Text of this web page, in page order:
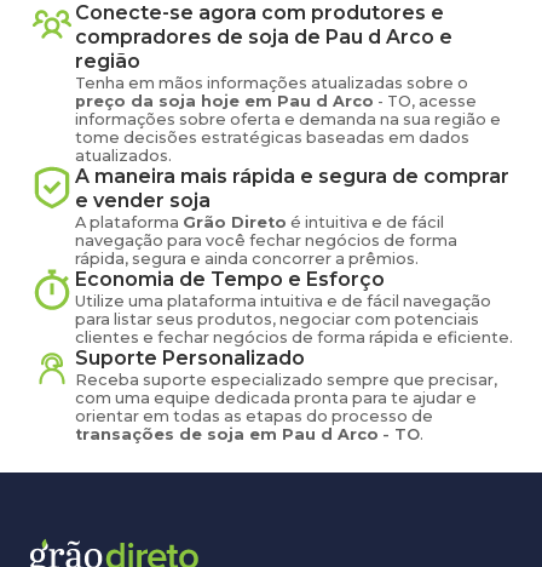
Conecte-se agora com produtores e
compradores de soja de Pau d Arco e
região
Tenha em mãos informações atualizadas sobre o
preço da soja hoje em Pau d Arco - TO, acesse
informações sobre oferta e demanda na sua região e
tome decisões estratégicas baseadas em dados
atualizados.
A maneira mais rápida e segura de comprar
e vender soja
A plataforma Grão Direto é intuitiva e de fácil
navegação para você fechar negócios de forma
rápida, segura e ainda concorrer a prêmios.
Economia de Tempo e Esforço
Utilize uma plataforma intuitiva e de fácil navegação
para listar seus produtos, negociar com potenciais
clientes e fechar negócios de forma rápida e eficiente.
Suporte Personalizado
Receba suporte especializado sempre que precisar,
com uma equipe dedicada pronta para te ajudar e
orientar em todas as etapas do processo de
transações de soja em Pau d Arco - TO.